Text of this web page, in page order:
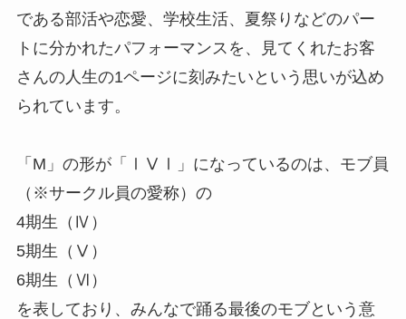
である部活や恋愛、学校生活、夏祭りなどのパー
トに分かれたパフォーマンスを、見てくれたお客
さんの人生の1ページに刻みたいという思いが込め
られています。
「M」の形が「ⅠⅤⅠ」になっているのは、モブ員
（※サークル員の愛称）の
4期生（Ⅳ）
5期生（Ⅴ）
6期生（Ⅵ）
を表しており、みんなで踊る最後のモブという意